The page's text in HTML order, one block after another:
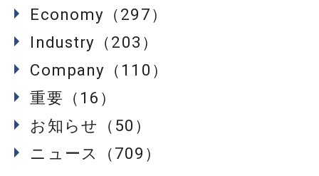
Economy（297）
Industry（203）
Company（110）
重要（16）
お知らせ（50）
ニュース（709）